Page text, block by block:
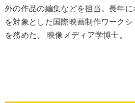
外の作品の編集などを担当。長年
を対象とした国際映画制作ワーク
を務めた。 映像メディア学博士。